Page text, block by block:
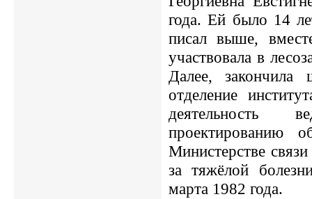
года. Ей было 14
писал выше,
участвовала в
Далее, закончила
отделение
деятельность
проектированию
Министерстве
за тяжёлой
марта 1982 года.